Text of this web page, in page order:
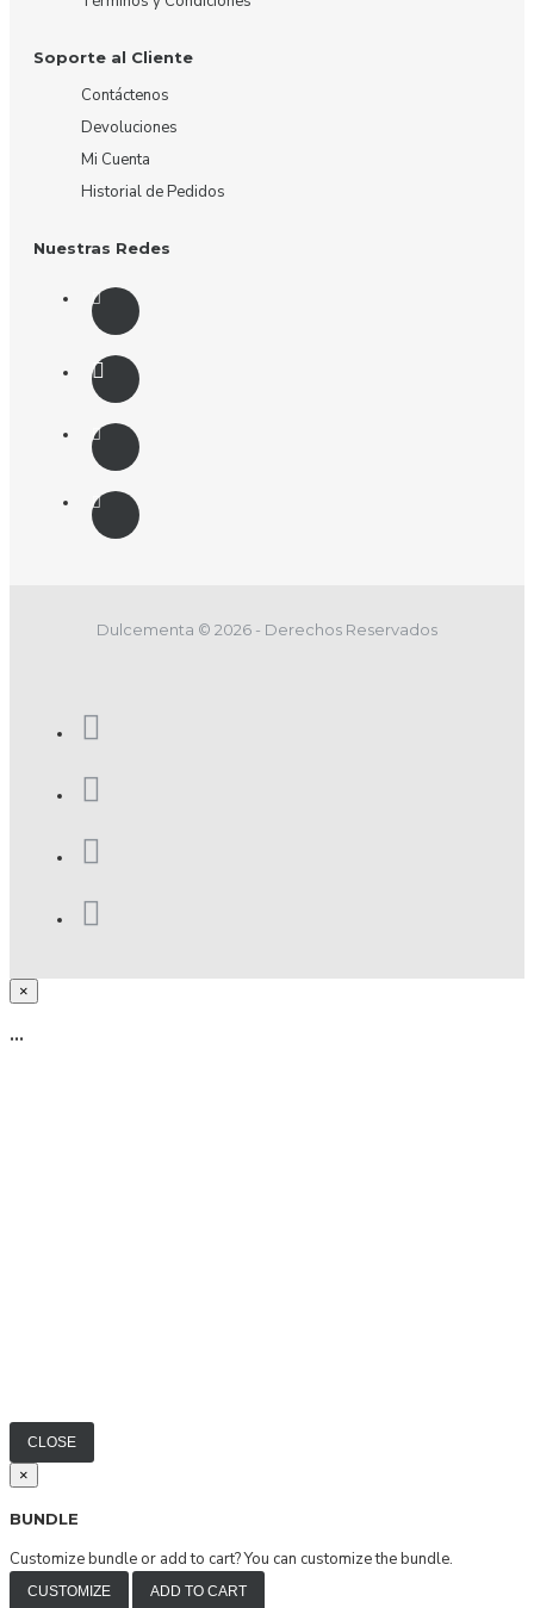
Soporte al Cliente
Contáctenos
Devoluciones
Mi Cuenta
Historial de Pedidos
Nuestras Redes
Dulcementa © 2026 - Derechos Reservados
×
...
CLOSE
×
BUNDLE
Customize bundle or add to cart?You can customize the bundle.
CUSTOMIZE ADD TO CART